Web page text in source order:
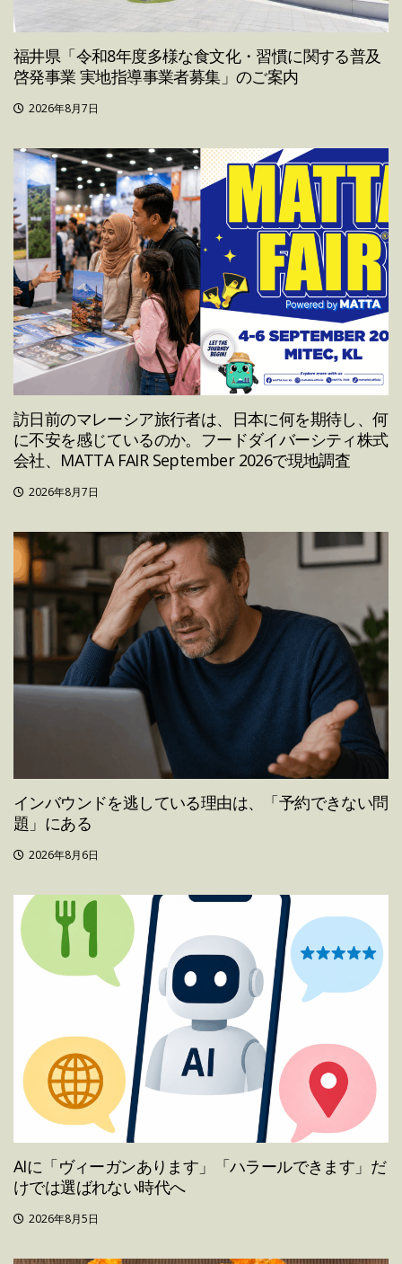
福井県「令和8年度多様な食文化・習慣に関する普及
啓発事業 実地指導事業者募集」のご案内
2026年8月7日
訪日前のマレーシア旅行者は、日本に何を期待し、何
に不安を感じているのか。フードダイバーシティ株式
会社、MATTA FAIR September 2026で現地調査
2026年8月7日
インバウンドを逃している理由は、「予約できない問
題」にある
2026年8月6日
AIに「ヴィーガンあります」「ハラールできます」だ
けでは選ばれない時代へ
2026年8月5日